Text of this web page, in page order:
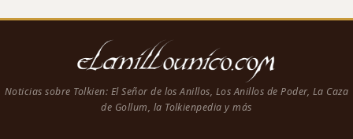
Noticias sobre Tolkien: El Señor de los Anillos, Los Anillos de Poder, La Caza
de Gollum, la Tolkienpedia y más